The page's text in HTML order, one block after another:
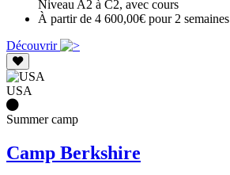
Niveau A2 à C2, avec cours
À partir de 4 600,00€ pour 2 semaines
Découvrir
USA
Summer camp
Camp Berkshire